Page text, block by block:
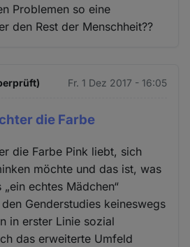
Problemen so eine
den Rest der Menschheit??
Fr. 1 Dez 2017 - 16:05
die Farbe
die Farbe Pink liebt, sich
möchte und das ist, was
echtes Mädchen“
Genderstudies keineswegs
in erster Linie sozial
das erweiterte Umfeld